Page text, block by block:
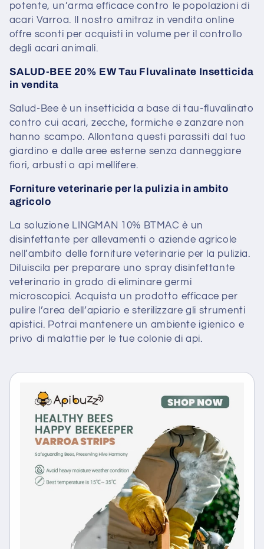
potente, un’arma efficace contro le popolazioni di
acari Varroa. Il nostro amitraz in vendita online
offre sconti per acquisti in volume per il controllo
degli acari animali.
SALUD-BEE 20% EW Tau Fluvalinate Insetticida
in vendita
Salud-Bee è un insetticida a base di tau-fluvalinato
contro cui acari, zecche, formiche e zanzare non
hanno scampo. Allontana questi parassiti dal tuo
giardino e dalle aree esterne senza danneggiare
fiori, arbusti o api mellifere.
Forniture veterinarie per la pulizia in ambito
agricolo
La soluzione LINGMAN 10% BTMAC è un
disinfettante per allevamenti o aziende agricole
nell’ambito delle forniture veterinarie per la pulizia.
Diluiscila per preparare uno spray disinfettante
veterinario in grado di eliminare germi
microscopici. Acquista un prodotto efficace per
pulire l’area dell’apiario e sterilizzare gli strumenti
apistici. Potrai mantenere un ambiente igienico e
privo di malattie per le tue colonie di api.